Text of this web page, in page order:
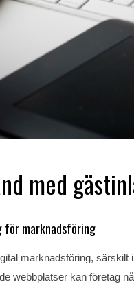
med
marknadsföring
marknadsföring,
webbplatser kan företag